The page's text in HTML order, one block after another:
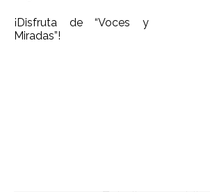
¡Disfruta de “Voces y
Miradas”!